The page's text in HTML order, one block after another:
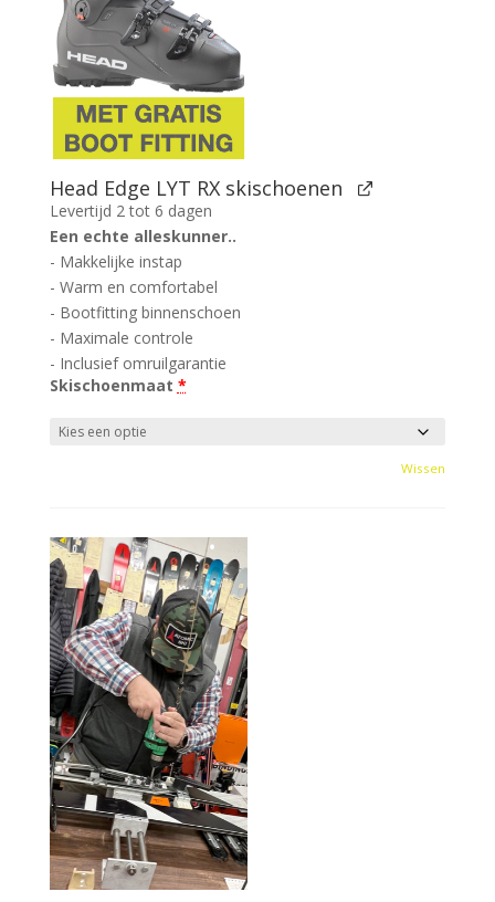
Head Edge LYT RX skischoenen
Levertijd 2 tot 6 dagen
Een echte alleskunner..
- Makkelijke instap
- Warm en comfortabel
- Bootfitting binnenschoen
- Maximale controle
- Inclusief omruilgarantie
Skischoenmaat *
Wissen